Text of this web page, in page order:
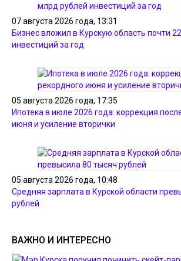
07 августа 2026 года, 13:31
Бизнес вложил в Курскую область почти
инвестиций за год
05 августа 2026 года, 17:35
Ипотека в июле 2026 года: коррекция
июня и усиление вторички
05 августа 2026 года, 10:48
Средняя зарплата в Курской области
рублей
ВАЖНО И ИНТЕРЕСНО